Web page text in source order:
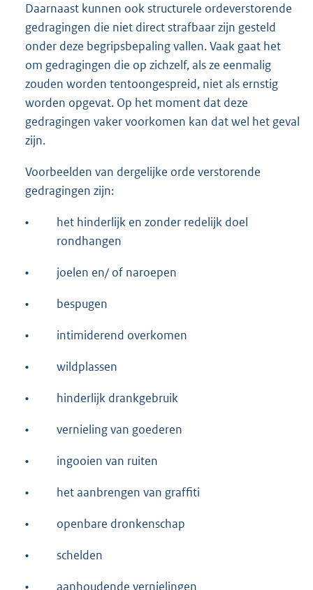
Daarnaast kunnen ook structurele ordeverstorende
gedragingen die niet direct strafbaar zijn gesteld
onder deze begripsbepaling vallen. Vaak gaat het
om gedragingen die op zichzelf, als ze eenmalig
zouden worden tentoongespreid, niet als ernstig
worden opgevat. Op het moment dat deze
gedragingen vaker voorkomen kan dat wel het geval
zijn.
Voorbeelden van dergelijke orde verstorende
gedragingen zijn:
•
het hinderlijk en zonder redelijk doel
rondhangen
• joelen en/ of naroepen
• bespugen
• intimiderend overkomen
• wildplassen
• hinderlijk drankgebruik
• vernieling van goederen
• ingooien van ruiten
• het aanbrengen van graffiti
• openbare dronkenschap
• schelden
• aanhoudende vernielingen